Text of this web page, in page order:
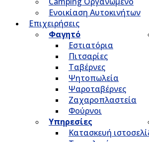
Ενοικίαση Αυτοκινήτων
Επιχειρήσεις
Φαγητό
Εστιατόρια
Πιτσαρίες
Ταβέρνες
Ψητοπωλεία
Ψαροταβέρνες
Ζαχαροπλαστεία
Φούρνοι
Υπηρεσίες
Κατασκευή